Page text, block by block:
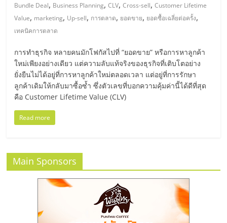
เอ็
มอี
ไทย,
SMEs,
แฟ
รน
ไชส์,
Bundle Deal, Business Planning,CLV,Cross-sell,Customer Lifetime
Value, marketing, Up-sell, การตลาด, ยอดขาย, ยอดซื้อเฉลี่ยต่อครั้ง,
เทคนิคการตลาด
การทำธุรกิจ หลายคนมักโฟกัสไปที่ “ยอดขาย” หรือการหาลูกค้า
ใหม่เพียงอย่างเดียว แต่ความลับแท้จริงของธุรกิจที่เติบโตอย่าง
ยั่งยืนไม่ได้อยู่ที่การหาลูกค้าใหม่ตลอดเวลา แต่อยู่ที่การรักษา
ลูกค้าเดิมให้กลับมาซื้อซ้ำ ซึ่งตัวเลขที่บอกความคุ้มค่านี้ได้ดีที่สุด
คือ Customer Lifetime Value (CLV)
Read more
Main Sponsors